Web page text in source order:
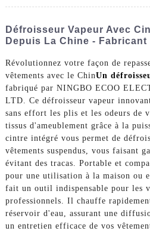
Défroisseur Vapeur Avec
Depuis La Chine - Fabricant
Révolutionnez votre façon de
vêtements avec le ChinUn
fabriqué par NINGBO ECOO
LTD. Ce défroisseur vapeur
sans effort les plis et les odeurs de
tissus d'ameublement grâce à la
cintre intégré vous permet de
vêtements suspendus, vous faisant
évitant des tracas. Portable et
pour une utilisation à la maison ou
fait un outil indispensable pour les
professionnels. Il chauffe
réservoir d'eau, assurant une
un entretien efficace de vos